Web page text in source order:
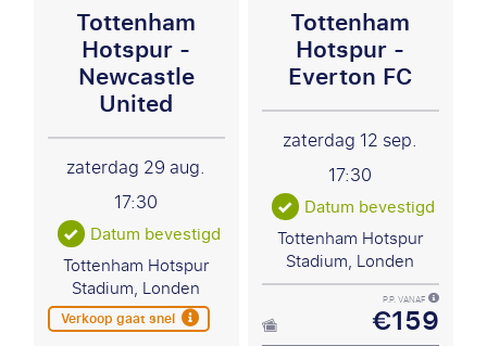
Tottenham
Hotspur -
Newcastle
United
zaterdag 29 aug.
17:30
Datum bevestigd
Tottenham Hotspur
Stadium, Londen
Verkoop gaat snel
Tottenham
Hotspur -
Everton FC
zaterdag 12 sep.
17:30
Datum bevestigd
Tottenham Hotspur
Stadium, Londen
P.P. VANAF
€159